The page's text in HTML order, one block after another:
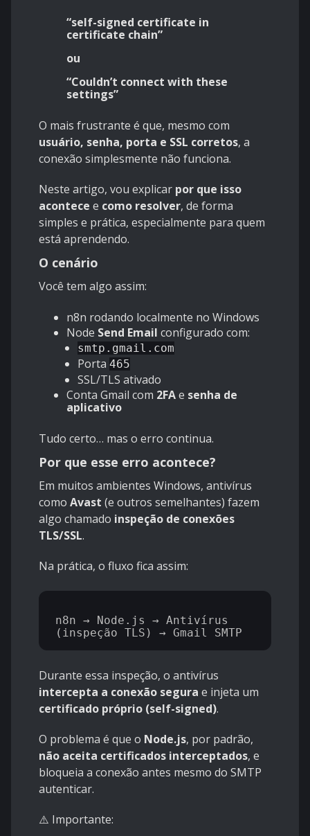
“self-signed certificate in
certificate chain”
ou
“Couldn’t connect with these
settings”
O mais frustrante é que, mesmo com
usuário, senha, porta e SSL corretos, a
conexão simplesmente não funciona.
Neste artigo, vou explicar por que isso
acontece e como resolver, de forma
simples e prática, especialmente para quem
está aprendendo.
O cenário
Você tem algo assim:
n8n rodando localmente no Windows
Node Send Email configurado com:
smtp.gmail.com
Porta 465
SSL/TLS ativado
Conta Gmail com 2FAe senha de
aplicativo
Tudo certo… mas o erro continua.
Por que esse erro acontece?
Em muitos ambientes Windows, antivírus
como Avast (e outros semelhantes) fazem
algo chamado inspeção de conexões
TLS/SSL.
Na prática, o fluxo fica assim:
n8n → Node.js → Antivírus
Durante essa inspeção, o antivírus
intercepta a conexão segura e injeta um
certificado próprio (self-signed).
O problema é que o Node.js, por padrão,
não aceita certificados interceptados, e
bloqueia a conexão antes mesmo do SMTP
autenticar.
⚠️ Importante: